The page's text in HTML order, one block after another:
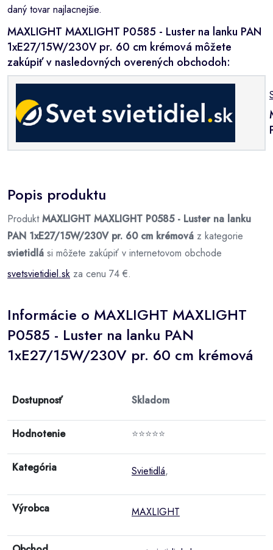
daný tovar najlacnejšie.
MAXLIGHT MAXLIGHT P0585 - Luster na lanku PAN
1xE27/15W/230V pr. 60 cm krémová môžete
zakúpiť v nasledovných overených obchodoh:
Popis produktu
ProduktMAXLIGHT MAXLIGHT P0585 - Luster na lanku
PAN 1xE27/15W/230V pr. 60 cm krémová z kategorie
svietidlá si môžete zakúpiť v internetovom obchode
svetsvietidiel.sk za cenu 74 €.
Informácie o MAXLIGHT MAXLIGHT
P0585 - Luster na lanku PAN
1xE27/15W/230V pr. 60 cm krémová
Dostupnosť Skladom
Hodnotenie ⭐⭐⭐⭐⭐
Kategória Svietidlá,
Výrobca MAXLIGHT